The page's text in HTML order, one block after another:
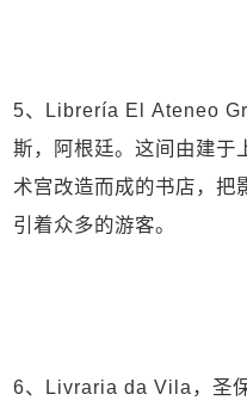
5、Librería El Ateneo
斯，阿根廷。这间由建于
术宫改造而成的书店，把
引着众多的游客。
6、Livraria da Vila，圣